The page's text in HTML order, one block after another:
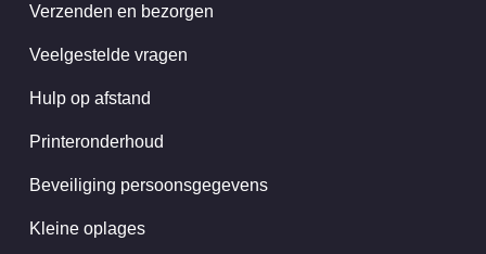
Verzenden en bezorgen
Veelgestelde vragen
Hulp op afstand
Printeronderhoud
Beveiliging persoonsgegevens
Kleine oplages